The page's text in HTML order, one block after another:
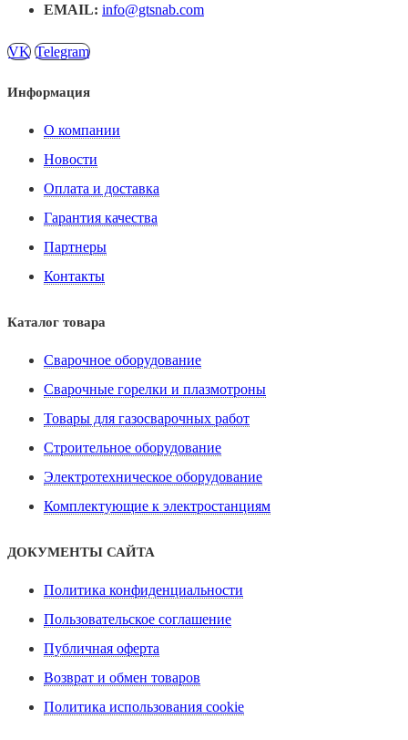
EMAIL: info@gtsnab.com
VK Telegram
Информация
О компании
Новости
Оплата и доставка
Гарантия качества
Партнеры
Контакты
Каталог товара
Сварочное оборудование
Сварочные горелки и плазмотроны
Товары для газосварочных работ
Строительное оборудование
Электротехническое оборудование
Комплектующие к электростанциям
ДОКУМЕНТЫ САЙТА
Политика конфиденциальности
Пользовательское соглашение
Публичная оферта
Возврат и обмен товаров
Политика использования cookie